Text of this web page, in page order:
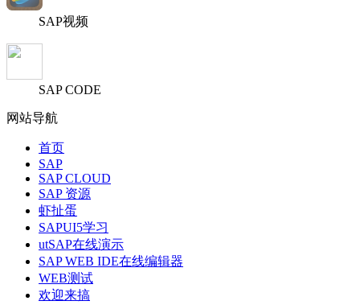
SAP视频
SAP CODE
网站导航
首页
SAP
SAP CLOUD
SAP 资源
虾扯蛋
SAPUI5学习
utSAP在线演示
SAP WEB IDE在线编辑器
WEB测试
欢迎来搞